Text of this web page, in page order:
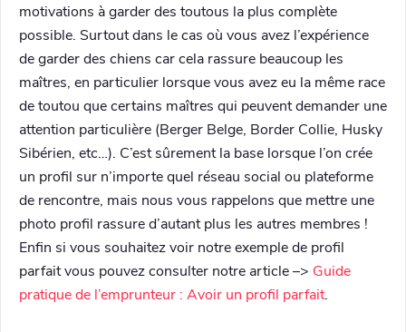
motivations à garder des toutous la plus complète
possible. Surtout dans le cas où vous avez l’expérience
de garder des chiens car cela rassure beaucoup les
maîtres, en particulier lorsque vous avez eu la même race
de toutou que certains maîtres qui peuvent demander une
attention particulière (Berger Belge, Border Collie, Husky
Sibérien, etc…). C’est sûrement la base lorsque l’on crée
un profil sur n’importe quel réseau social ou plateforme
de rencontre, mais nous vous rappelons que mettre une
photo profil rassure d’autant plus les autres membres !
Enfin si vous souhaitez voir notre exemple de profil
parfait vous pouvez consulter notre article –> Guide
pratique de l’emprunteur : Avoir un profil parfait.